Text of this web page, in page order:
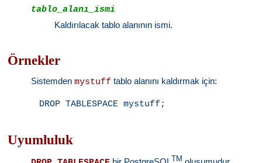
tablo_alanı_ismi
Kaldırılacak tablo alanının ismi.
Örnekler
Sistemdenmystuff tablo alanını kaldırmak için:
DROP TABLESPACE mystuff;
Uyumluluk
TM